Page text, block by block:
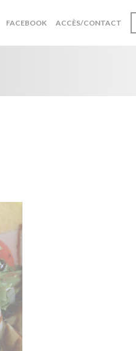
((OUVRE UNE NOUVELLE FENÊTRE))
FACEBOOK((OUVRE UNE NOUVELLE
ACCÈS/CONTACT